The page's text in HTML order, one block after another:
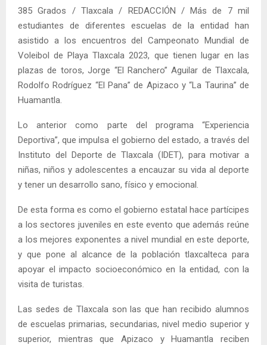
385 Grados / Tlaxcala / REDACCIÓN / Más de 7 mil
estudiantes de diferentes escuelas de la entidad han
asistido a los encuentros del Campeonato Mundial de
Voleibol de Playa Tlaxcala 2023, que tienen lugar en las
plazas de toros, Jorge “El Ranchero” Aguilar de Tlaxcala,
Rodolfo Rodríguez “El Pana” de Apizaco y “La Taurina” de
Huamantla.
Lo anterior como parte del programa “Experiencia
Deportiva”, que impulsa el gobierno del estado, a través del
Instituto del Deporte de Tlaxcala (IDET), para motivar a
niñas, niños y adolescentes a encauzar su vida al deporte
y tener un desarrollo sano, físico y emocional.
De esta forma es como el gobierno estatal hace partícipes
a los sectores juveniles en este evento que además reúne
a los mejores exponentes a nivel mundial en este deporte,
y que pone al alcance de la población tlaxcalteca para
apoyar el impacto socioeconómico en la entidad, con la
visita de turistas.
Las sedes de Tlaxcala son las que han recibido alumnos
de escuelas primarias, secundarias, nivel medio superior y
superior, mientras que Apizaco y Huamantla reciben